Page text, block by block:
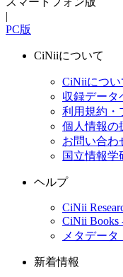
|
PC版
CiNiiについて
CiNiiについ
収録データ
利用規約・
個人情報の
お問い合わ
国立情報学
ヘルプ
CiNii
CiNii Books
メタデータ
新着情報